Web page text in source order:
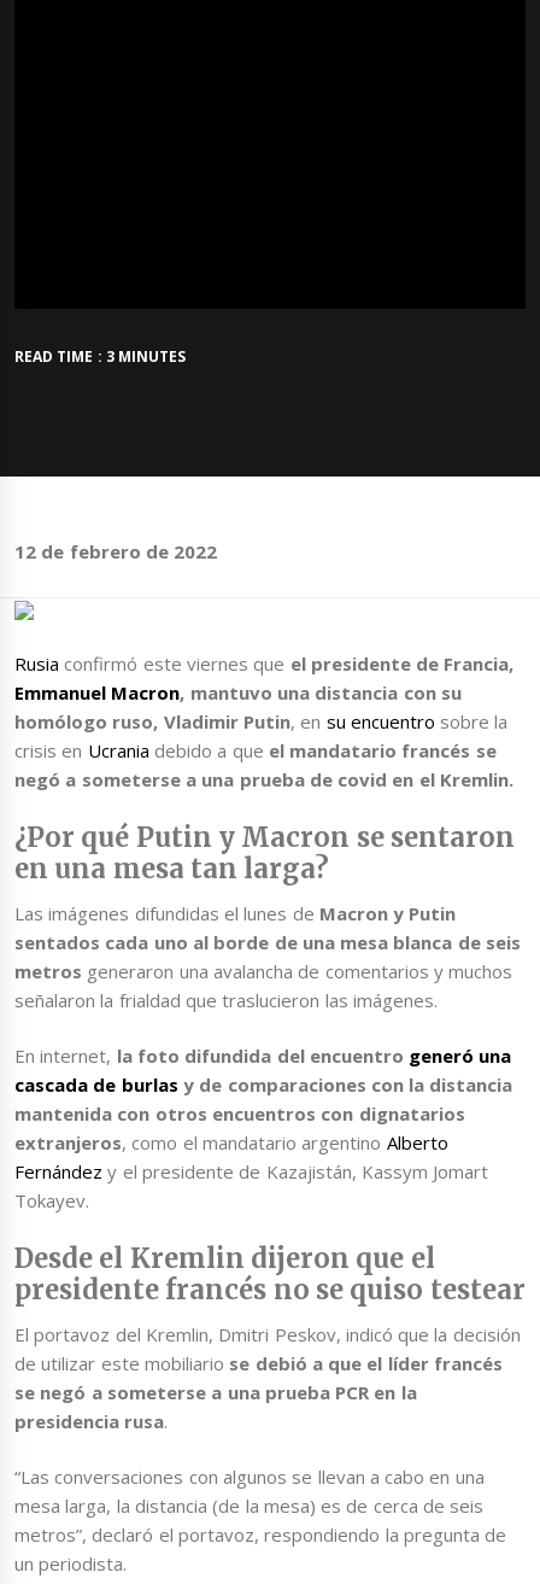
READ TIME : 3 MINUTES
12 de febrero de 2022
Rusiaconfirmó este viernes que el presidente de Francia,
Emmanuel Macron, mantuvo una distancia con su
homólogo ruso, Vladimir Putin, en su encuentro sobre la
crisis en Ucrania debido a que el mandatario francés se
negó a someterse a una prueba de covid en el Kremlin.
¿Por qué Putin y Macron se sentaron
en una mesa tan larga?
Las imágenes difundidas el lunes de Macron y Putin
sentados cada uno al borde de una mesa blanca de seis
metros generaron una avalancha de comentarios y muchos
señalaron la frialdad que traslucieron las imágenes.
En internet, la foto difundida del encuentro generó una
cascada de burlas y de comparaciones con la distancia
mantenida con otros encuentros con dignatarios
extranjeros, como el mandatario argentino Alberto
Fernández y el presidente de Kazajistán, Kassym Jomart
Tokayev.
Desde el Kremlin dijeron que el
presidente francés no se quiso testear
El portavoz del Kremlin, Dmitri Peskov, indicó que la decisión
de utilizar este mobiliario se debió a que el líder francés
se negó a someterse a una prueba PCR en la
presidencia rusa.
“Las conversaciones con algunos se llevan a cabo en una
mesa larga, la distancia (de la mesa) es de cerca de seis
metros”, declaró el portavoz, respondiendo la pregunta de
un periodista.